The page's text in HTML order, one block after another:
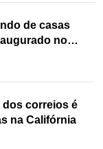
de casas
no
dos correios é
na Califórnia